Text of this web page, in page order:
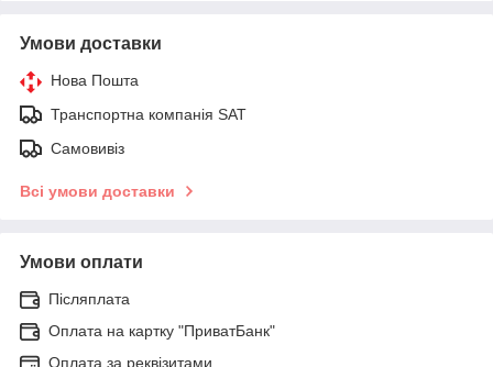
Умови доставки
Нова Пошта
Транспортна компанія SAT
Самовивіз
Всі умови доставки
Умови оплати
Післяплата
Оплата на картку "ПриватБанк"
Оплата за реквізитами